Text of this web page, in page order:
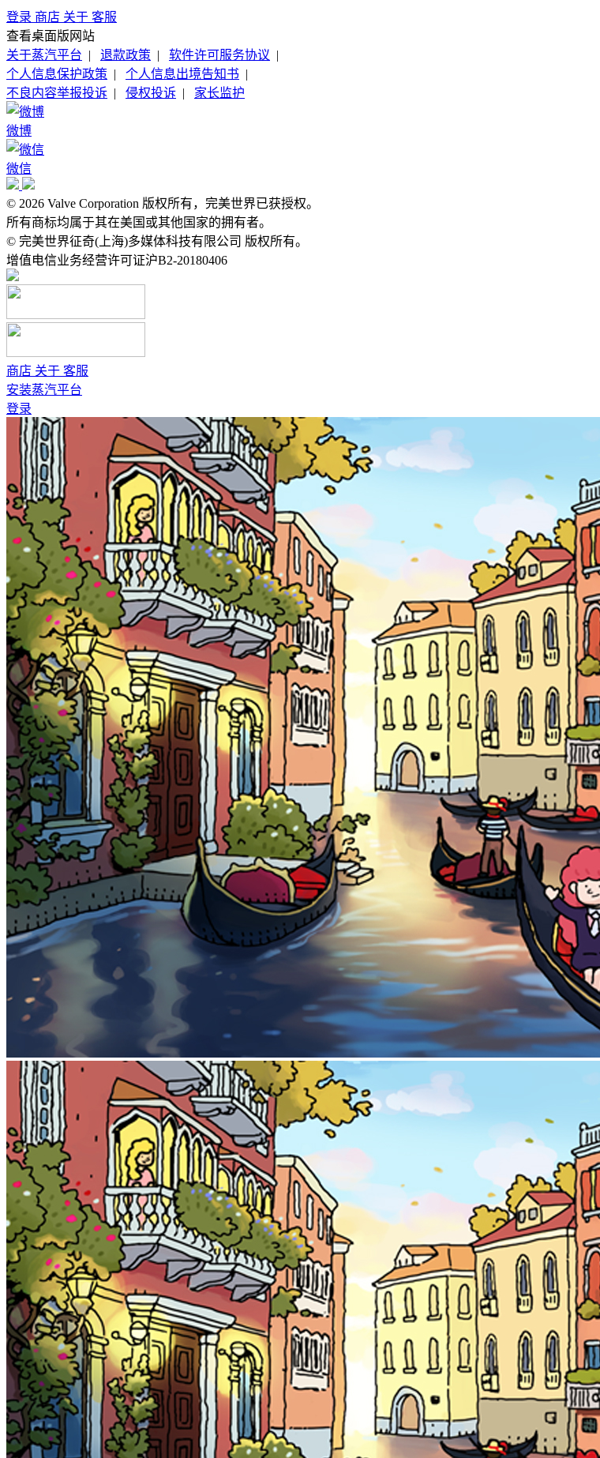
登录 商店 关于 客服
查看桌面版网站
关于蒸汽平台 | 退款政策 | 软件许可服务协议 |
个人信息保护政策 | 个人信息出境告知书 |
不良内容举报投诉 | 侵权投诉 | 家长监护
微博
微信
© 2026 Valve Corporation 版权所有，完美世界已获授权。
所有商标均属于其在美国或其他国家的拥有者。
© 完美世界征奇(上海)多媒体科技有限公司 版权所有。
增值电信业务经营许可证沪B2-20180406
商店 关于 客服
安装蒸汽平台
登录